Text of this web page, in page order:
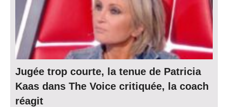
Jugée trop courte, la tenue de Patricia
Kaas dans The Voice critiquée, la coach
réagit